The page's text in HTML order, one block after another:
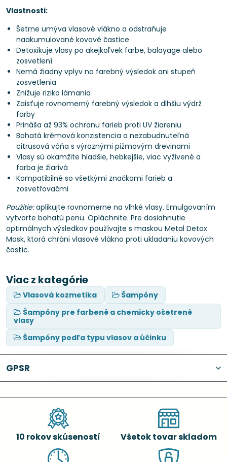
Vlastnosti:
Šetrne umýva vlasové vlákno a odstraňuje
naakumulované kovové častice
Detoxikuje vlasy po akejkoľvek farbe, balayage alebo
zosvetlení
Nemá žiadny vplyv na farebný výsledok ani stupeň
zosvetlenia
Znižuje riziko lámania
Zaisťuje rovnomerný farebný výsledok a dlhšiu výdrž
farby
Prináša až 93% ochranu farieb proti UV žiareniu
Bohatá krémová konzistencia a nezabudnuteľná
citrusová vôňa s výraznými pižmovým drevinami
Vlasy sú okamžite hladšie, hebkejšie, viac vyživené a
farba je žiarivá
Kompatibilné so všetkými značkami farieb a
zosvetľovačmi
Použitie:aplikujte rovnomerne na vlhké vlasy. Emulgovaním
vytvorte bohatú penu. Opláchnite. Pre dosiahnutie
optimálnych výsledkov používajte s maskou Metal Detox
Mask, ktorá chráni vlasové vlákno proti ukladaniu kovových
častíc.
Viac z kategórie
Vlasová kozmetika
Šampóny
Šampóny pre farbené a chemicky ošetrené
vlasy
Šampóny podľa typu vlasov a účinku
GPSR
10 rokov skúseností Všetok tovar skladom